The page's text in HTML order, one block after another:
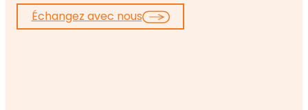
Échangez avec nous